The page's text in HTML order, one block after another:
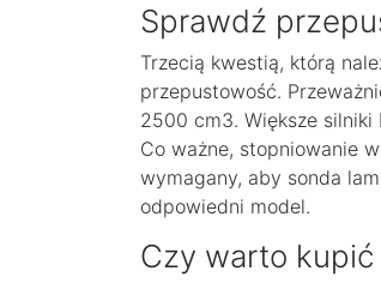
Sprawdź
Trzecią kwestią, którą
przepustowość.
2500 cm3. Większe
Co ważne, stopniowanie
wymagany, aby sonda
odpowiedni model.
Czy warto